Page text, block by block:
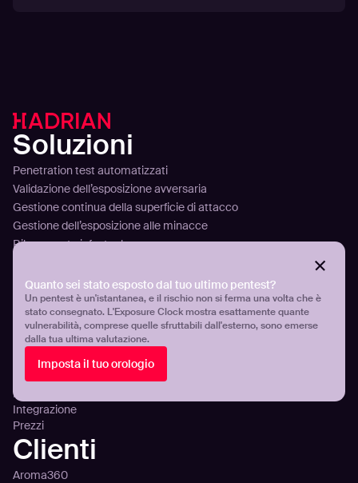
Quanto sei stato esposto dal tuo ultimo pentest?
Un pentest è un'istantanea, e il rischio non si ferma una volta che è
stato consegnato. L'Exposure Clock mostra esattamente quante
vulnerabilità, comprese quelle sfruttabili dall'esterno, sono emerse
dalla tua ultima valutazione.
Imposta il tuo orologio
Soluzioni
Penetration test automatizzati
Validazione dell’esposizione avversaria
Gestione continua della superficie di attacco
Gestione dell’esposizione alle minacce
Rilevamento infostealer
Configurazione Errata Ed Esposizione Del DNS
Piattaforma
Tecnologia
Analizzare
Pianificare
Attaccare
Panoramica della piattaforma
Integrazione
Prezzi
Clienti
Aroma360